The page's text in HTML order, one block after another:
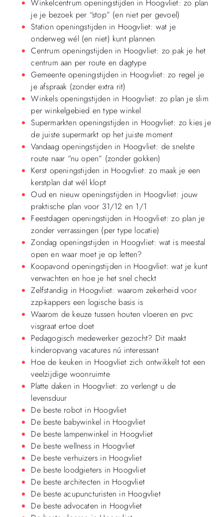
Winkelcentrum openingstijden in Hoogvliet: zo plan
je je bezoek per “stop” (en niet per gevoel)
Station openingstijden in Hoogvliet: wat je
onderweg wél (en niet) kunt plannen
Centrum openingstijden in Hoogvliet: zo pak je het
centrum aan per route en dagtype
Gemeente openingstijden in Hoogvliet: zo regel je
je afspraak (zonder extra rit)
Winkels openingstijden in Hoogvliet: zo plan je slim
per winkelgebied en type winkel
Supermarkten openingstijden in Hoogvliet: zo kies je
de juiste supermarkt op het juiste moment
Vandaag openingstijden in Hoogvliet: de snelste
route naar “nu open” (zonder gokken)
Kerst openingstijden in Hoogvliet: zo maak je een
kerstplan dat wél klopt
Oud en nieuw openingstijden in Hoogvliet: jouw
praktische plan voor 31/12 en 1/1
Feestdagen openingstijden in Hoogvliet: zo plan je
zonder verrassingen (per type locatie)
Zondag openingstijden in Hoogvliet: wat is meestal
open en waar moet je op letten?
Koopavond openingstijden in Hoogvliet: wat je kunt
verwachten en hoe je het snel checkt
Zelfstandig in Hoogvliet: waarom zekerheid voor
zzp-kappers een logische basis is
Waarom de keuze tussen houten vloeren en pvc
visgraat ertoe doet
Pedagogisch medewerker gezocht? Dit maakt
kinderopvang vacatures nú interessant
Hoe de keuken in Hoogvliet zich ontwikkelt tot een
veelzijdige woonruimte
Platte daken in Hoogvliet: zo verlengt u de
levensduur
De beste robot in Hoogvliet
De beste babywinkel in Hoogvliet
De beste lampenwinkel in Hoogvliet
De beste wellness in Hoogvliet
De beste verhuizers in Hoogvliet
De beste loodgieters in Hoogvliet
De beste architecten in Hoogvliet
De beste acupuncturisten in Hoogvliet
De beste advocaten in Hoogvliet